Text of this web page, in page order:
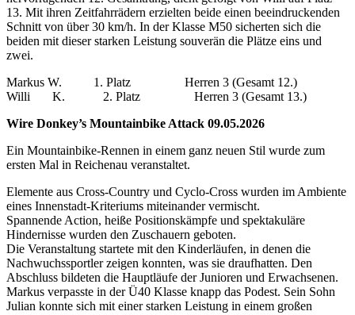
13. Mit ihren Zeitfahrrädern erzielten beide einen beeindruckenden
Schnitt von über 30 km/h. In der Klasse M50 sicherten sich die
beiden mit dieser starken Leistung souverän die Plätze eins und
zwei.
Markus W. 1. Platz Herren 3 (Gesamt 12.)
Willi K. 2. Platz Herren 3 (Gesamt 13.)
Wire Donkey’s Mountainbike Attack 09.05.2026
Ein Mountainbike-Rennen in einem ganz neuen Stil wurde zum
ersten Mal in Reichenau veranstaltet.
Elemente aus Cross-Country und Cyclo-Cross wurden im Ambiente
eines Innenstadt-Kriteriums miteinander vermischt.
Spannende Action, heiße Positionskämpfe und spektakuläre
Hindernisse wurden den Zuschauern geboten.
Die Veranstaltung startete mit den Kinderläufen, in denen die
Nachwuchssportler zeigen konnten, was sie draufhatten. Den
Abschluss bildeten die Hauptläufe der Junioren und Erwachsenen.
Markus verpasste in der Ü40 Klasse knapp das Podest. Sein Sohn
Julian konnte sich mit einer starken Leistung in einem großen